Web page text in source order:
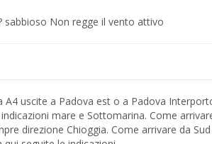
sabbioso Non regge il vento attivo
da Sud Percorrete la statale